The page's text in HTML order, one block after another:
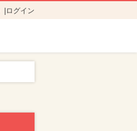
ログイン